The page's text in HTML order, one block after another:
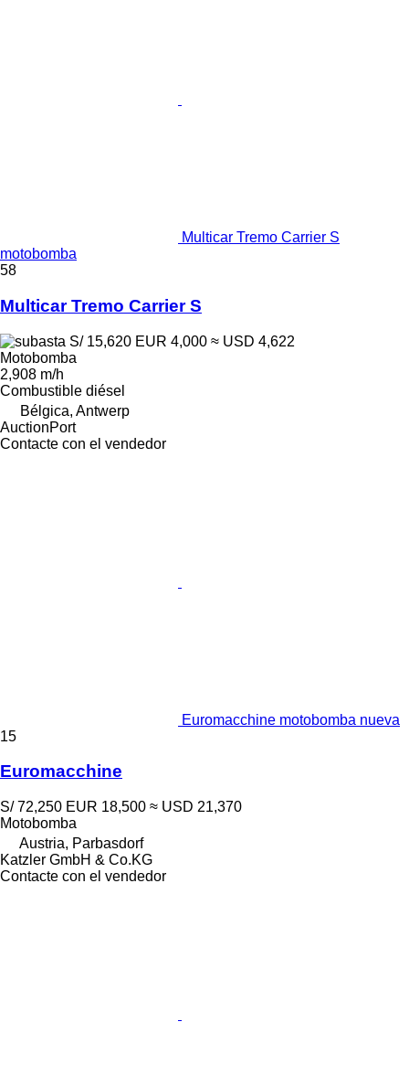
Multicar Tremo Carrier S
motobomba
58
Multicar Tremo Carrier S
S/ 15,620 EUR 4,000 ≈ USD 4,622
Motobomba
2,908 m/h
Combustible diésel
Bélgica, Antwerp
AuctionPort
Contacte con el vendedor
Euromacchine motobomba nueva
15
Euromacchine
S/ 72,250 EUR 18,500 ≈ USD 21,370
Motobomba
Austria, Parbasdorf
Katzler GmbH & Co.KG
Contacte con el vendedor